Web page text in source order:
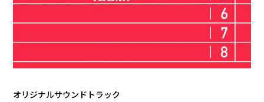
オリジナルサウンドトラック